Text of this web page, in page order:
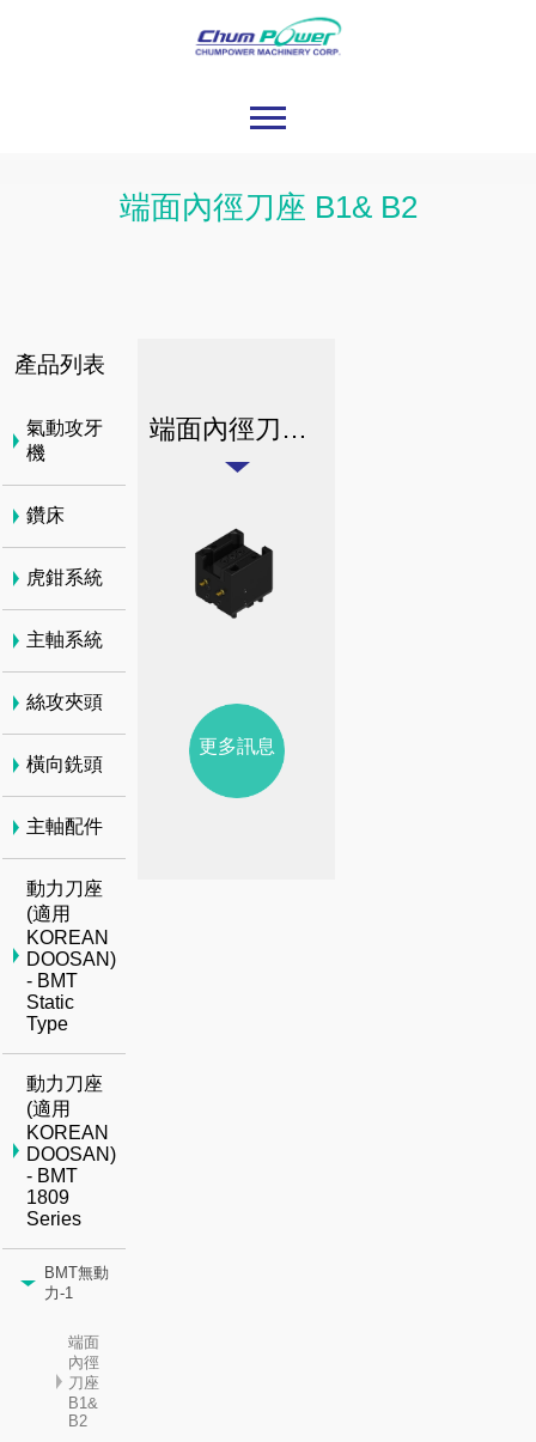
端面內徑刀座 B1& B2
端面內徑刀座 B1& B2
更多訊息
產品列表
氣動攻牙
機
鑽床
虎鉗系統
主軸系統
絲攻夾頭
橫向銑頭
主軸配件
動力刀座
(適用
KOREAN
DOOSAN)
- BMT
Static
Type
動力刀座
(適用
KOREAN
DOOSAN)
- BMT
1809
Series
BMT無動
力-1
端面
內徑
刀座
B1&
B2